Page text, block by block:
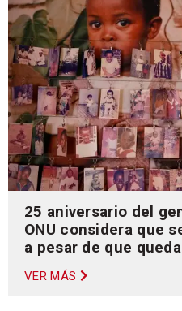
25 aniversario del
ONU considera que
a pesar de que
VER MÁS